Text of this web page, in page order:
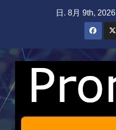
日. 8月 9th, 2026